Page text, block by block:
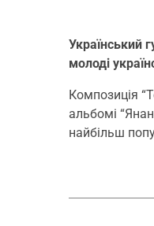
Український
молоді
Композиція
альбомі
найбільш